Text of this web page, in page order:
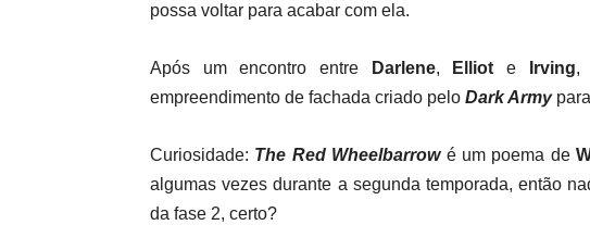
possa voltar para acabar com ela.
Após um encontro entre Darlene, Elliot e Irving,
empreendimento de fachada criado pelo Dark Army
Curiosidade: The Red Wheelbarrowé um poema de
algumas vezes durante a segunda temporada, então
da fase 2, certo?